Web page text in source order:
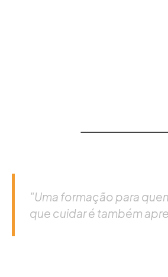
"Uma formação para
que cuidar é também